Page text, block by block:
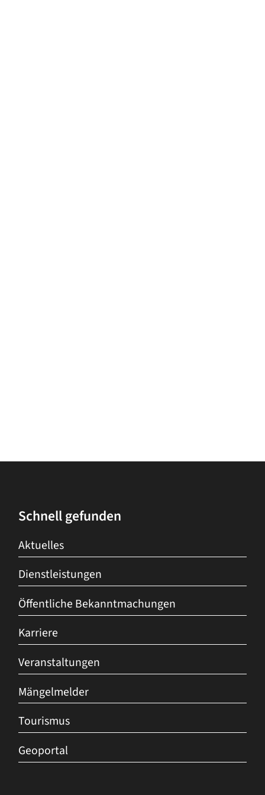
Schnell gefunden
Aktuelles
Dienstleistungen
Öffentliche Bekanntmachungen
Karriere
Veranstaltungen
Mängelmelder
Tourismus
Geoportal